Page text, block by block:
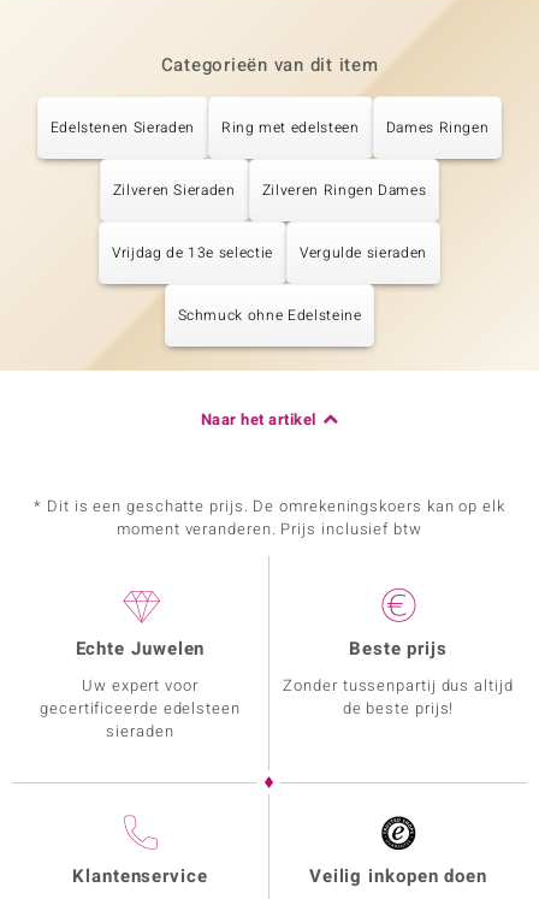
Categorieën van dit item
Edelstenen Sieraden Ring met edelsteen Dames Ringen
Zilveren Sieraden Zilveren Ringen Dames
Vrijdag de 13e selectie Vergulde sieraden
Schmuck ohne Edelsteine
Naar het artikel
* Dit is een geschatte prijs. De omrekeningskoers kan op elk
moment veranderen. Prijs inclusief btw
Echte Juwelen
Uw expert voor
gecertificeerde edelsteen
sieraden
Beste prijs
Zonder tussenpartij dus altijd
de beste prijs!
Klantenservice Veilig inkopen doen